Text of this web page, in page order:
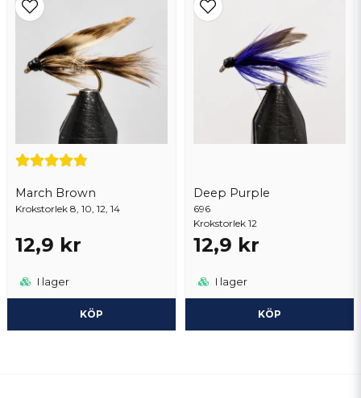
March Brown
Krokstorlek 8, 10, 12, 14
12,9 kr
I lager
KÖP
Deep Purple
696
Krokstorlek 12
12,9 kr
I lager
KÖP